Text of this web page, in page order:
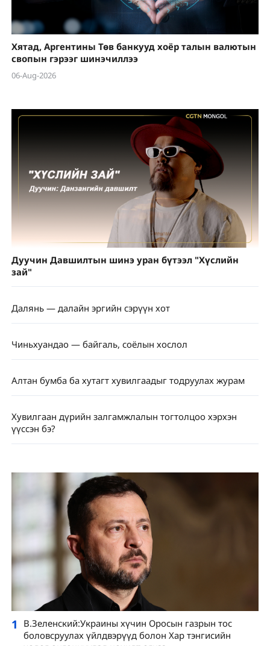
Хятад, Аргентины Төв банкууд хоёр талын валютын
свопын гэрээг шинэчиллээ
06-Aug-2026
Дуучин Давшилтын шинэ уран бүтээл "Хүслийн
зай"
Далянь — далайн эргийн сэрүүн хот
Чиньхуандао — байгаль, соёлын хослол
Алтан бумба ба хутагт хувилгаадыг тодруулах журам
Хувилгаан дүрийн залгамжлалын тогтолцоо хэрхэн
үүссэн бэ?
1
В.Зеленский:Украины хүчин Оросын газрын тос
боловсруулах үйлдвэрүүд болон Хар тэнгисийн